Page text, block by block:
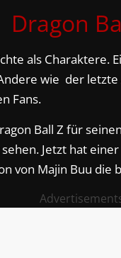
Dragon
als Charaktere.
wie der letzte
Fans.
Ball Z für
Jetzt hat
von Majin Buu die